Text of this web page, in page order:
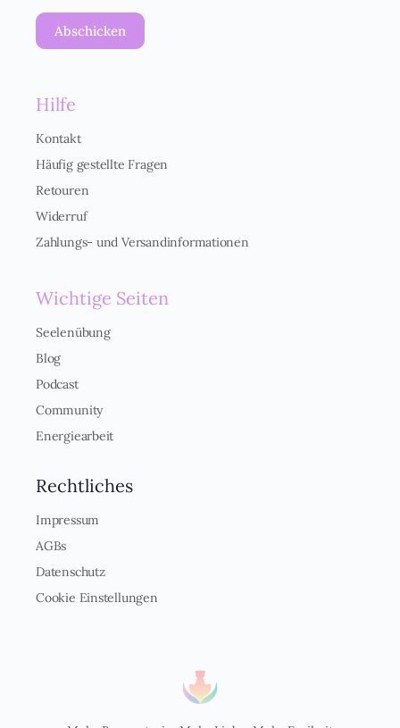
O
E
v
r
t
ä
d
n
*
Abschicken
Hilfe
Kontakt
Häufig gestellte Fragen
Retouren
Widerruf
Zahlungs- und Versandinformationen
Wichtige Seiten
Seelenübung
Blog
Podcast
Community
Energiearbeit
Rechtliches
Impressum
AGBs
Datenschutz
Cookie Einstellungen